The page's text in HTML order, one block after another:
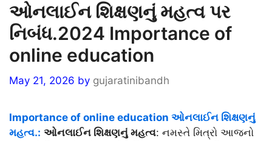
ઓનલાઈન શિક્ષણનું મહત્વ પર
નિબંધ.2024 Importance of
online education
May 21, 2026 by gujaratinibandh
Importance of online education ઓનલાઈન શિક્ષણનું
મહત્વ.: ઓનલાઈન શિક્ષણનું મહત્વ: નમસ્તે મિત્રો આજનો